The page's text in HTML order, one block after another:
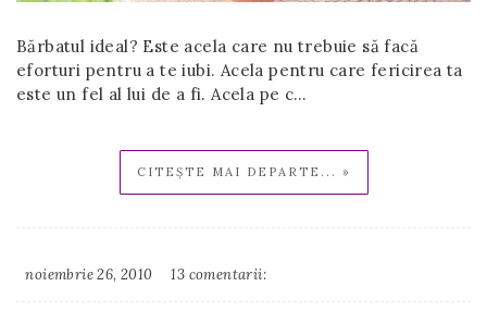
Bărbatul ideal? Este acela care nu trebuie să facă
eforturi pentru a te iubi. Acela pentru care fericirea ta
este un fel al lui de a fi. Acela pe c…
CITEȘTE MAI DEPARTE... »
noiembrie 26, 2010 13 comentarii: